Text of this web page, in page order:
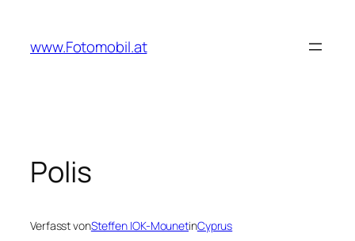
springen
www.Fotomobil.at
Polis
Verfasst vonSteffen IOK-MounetinCyprus